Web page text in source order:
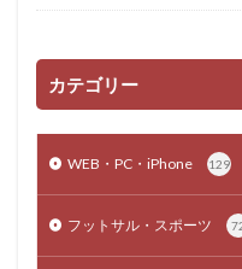
カテゴリー
WEB・PC・iPhone 129
フットサル・スポーツ